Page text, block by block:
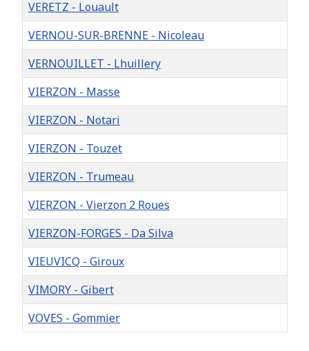
VERETZ - Louault
VERNOU-SUR-BRENNE - Nicoleau
VERNOUILLET - Lhuillery
VIERZON - Masse
VIERZON - Notari
VIERZON - Touzet
VIERZON - Trumeau
VIERZON - Vierzon 2 Roues
VIERZON-FORGES - Da Silva
VIEUVICQ - Giroux
VIMORY - Gibert
VOVES - Gommier